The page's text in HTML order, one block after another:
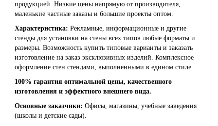
продукцией. Низкие цены напрямую от производителя,
маленькие частные заказы и большие проекты оптом.
Характеристика: Рекламные, информационные и другие
стенды для установки на стены всех типов любые форматы и
размеры. Возможность купить типовые варианты и заказать
изготовление на заказ эксклюзивных изделий. Комплексное
оформление стен стендами, выполненными в едином стиле.
100% гарантия оптимальной цены, качественного
изготовления и эффектного внешнего вида.
Основные заказчики: Офисы, магазины, учебные заведения
(школы и детские сады).